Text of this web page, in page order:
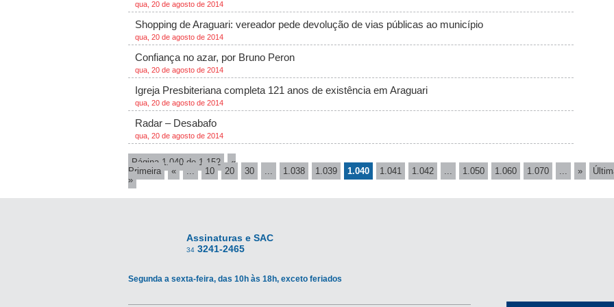
qua, 20 de agosto de 2014
Shopping de Araguari: vereador pede devolução de vias públicas ao município
qua, 20 de agosto de 2014
Confiança no azar, por Bruno Peron
qua, 20 de agosto de 2014
Igreja Presbiteriana completa 121 anos de existência em Araguari
qua, 20 de agosto de 2014
Radar – Desabafo
qua, 20 de agosto de 2014
Página 1.040 de 1.152
«
Primeira
« ... 10 20 30 ... 1.038 1.039 1.040 1.041 1.042 ... 1.050 1.060 1.070 ... »
»
Assinaturas e SAC
34 3241-2465
Segunda a sexta-feira, das 10h às 18h, exceto feriados